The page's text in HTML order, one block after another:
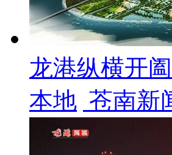
龙港纵横开
本地 苍南新